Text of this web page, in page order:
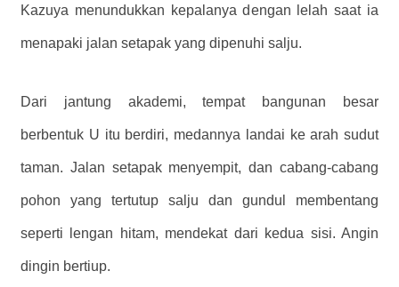
Kazuya menundukkan kepalanya dengan lelah saat ia
menapaki jalan setapak yang dipenuhi salju.
Dari jantung akademi, tempat bangunan besar
berbentuk U itu berdiri, medannya landai ke arah sudut
taman. Jalan setapak menyempit, dan cabang-cabang
pohon yang tertutup salju dan gundul membentang
seperti lengan hitam, mendekat dari kedua sisi. Angin
dingin bertiup.